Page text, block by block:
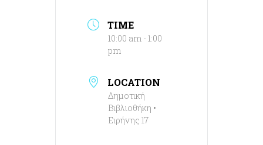
TIME
10:00 am - 1:00
pm
LOCATION
Δημοτική
Βιβλιοθήκη •
Ειρήνης 17